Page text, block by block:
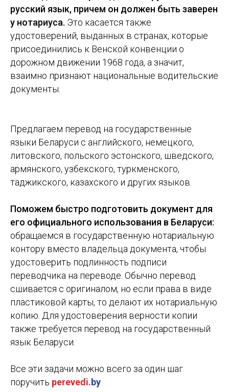
русский язык, причем он должен быть заверен
у нотариуса. Это касается также
удостоверений, выданных в странах, которые
присоединились к Венской конвенции о
дорожном движении 1968 года, а значит,
взаимно признают национальные водительские
документы.
Предлагаем перевод на государственные
языки Беларуси с английского, немецкого,
литовского, польского эстонского, шведского,
армянского, узбекского, туркменского,
таджикского, казахского и других языков.
Поможем быстро подготовить документ для
его официального использования в Беларуси:
обращаемся в государственную нотариальную
контору вместо владельца документа, чтобы
удостоверить подлинность подписи
переводчика на переводе. Обычно перевод
сшивается с оригиналом, но если права в виде
пластиковой карты, то делают их нотариальную
копию. Для удостоверения верности копии
также требуется перевод на государственный
язык Беларуси.
Все эти задачи можно всего за один шаг
поручить perevedi.by